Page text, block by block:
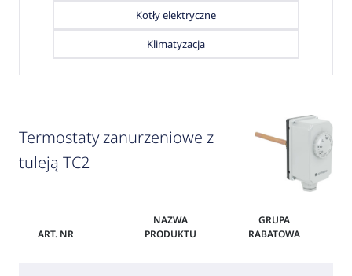
Kotły elektryczne
Klimatyzacja
Termostaty zanurzeniowe z
tuleją TC2
ART. NR
NAZWA
PRODUKTU
GRUPA
RABATOWA